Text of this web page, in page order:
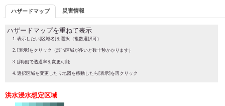
ハザードマップ 災害情報
ハザードマップを重ねて表示
表示したい[区域名]を選択（複数選択可）
[表示]をクリック（該当区域が多いと数十秒かかります）
[詳細]で透過率を変更可能
選択区域を変更したり地図を移動したら[表示]を再クリック
洪水浸水想定区域